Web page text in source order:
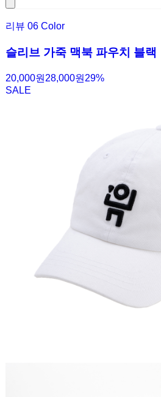
리뷰 06 Color
슬리브 가죽 맥북 파우치 블랙
20,000원 28,000원 29%
SALE